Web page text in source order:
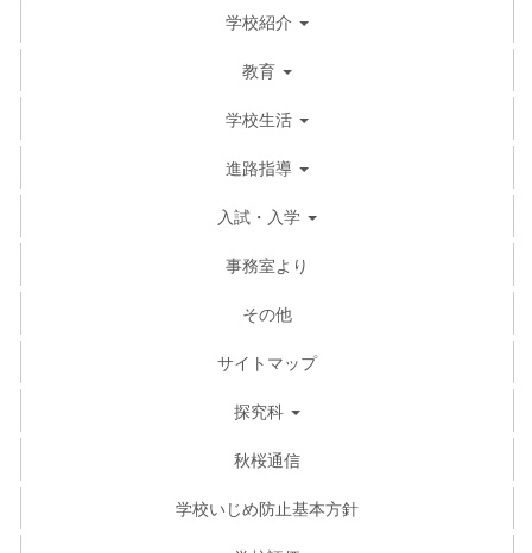
学校紹介
教育
学校生活
進路指導
入試・入学
事務室より
その他
サイトマップ
探究科
秋桜通信
学校いじめ防止基本方針